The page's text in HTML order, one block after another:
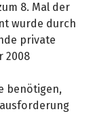
8. Mal der
wurde durch
private
2008
benötigen,